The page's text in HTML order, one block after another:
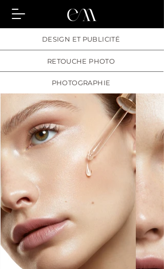
DESIGN ET PUBLICITÉ
PHOTOGRAPHIE
RETOUCHE PHOTO